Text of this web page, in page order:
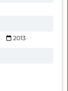
2013